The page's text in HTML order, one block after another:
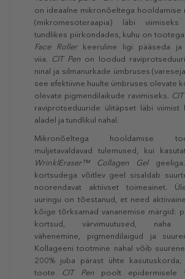
on ideaalne mikronõeltega hooldamise
(mikromesoteraapia) läbi
tundlikes piirkondades, kuhu on tootega
Face Rollerkeeruline ligi pääseda ja
viia. CIT Penon loodud
ninal ja silmanurkade ümbruses
see efektiivne huulte ümbruses olevate
olevate pigmendilaikude ravimiseks.
raviprotseduuride ülitäpset läbi viimist
aladel ja tundlikul nahal.
Mikronõeltega hooldamise
muljetavaldavad tulemused, kui
WrinklEraser™ Collagen Gel
kortsudega võitlev geel sisaldab
noorendavat aktiivset toimeainet.
uuringu on tõestanud, et need
kõige tõrksamad vananemise märgid:
kortsud, värvimuutused, naha
vähenemine, pigmendilaigud ja
Kollageeni tootmine nahal võib
200% juba pärast ühte
toote
CIT Penpoolt epidermisele